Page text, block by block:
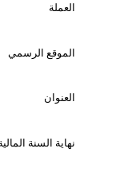
العملة
الموقع الرسمي
العنوان
نهاية السنة المالية